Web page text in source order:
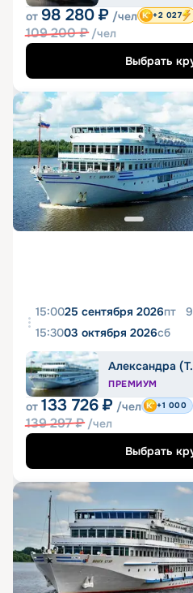
от 98 280 ₽ /чел
109 200₽ /чел
+2 027
Выбрать
15:0025 сентября 2026пт 9
15:3003 октября 2026сб
Александра
ПРЕМИУМ
от 133 726 ₽ /чел
139 297₽ /чел
+1 000
Выбрать